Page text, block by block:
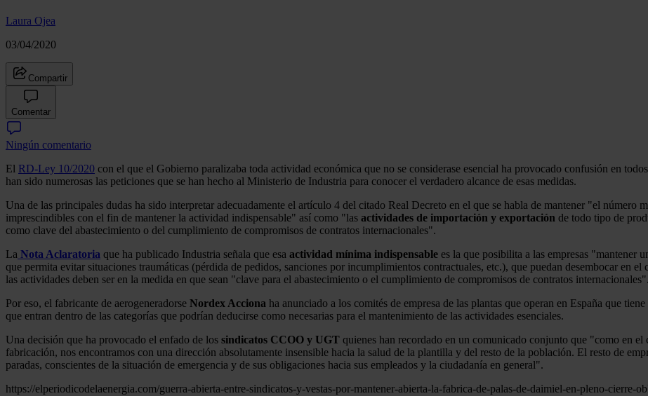
Laura Ojea
03/04/2020
Compartir
Comentar
Ningún comentario
El RD-Ley 10/2020 con el que el Gobierno paralizaba toda actividad económica que no se considerase esencial ha provocado confusión en
han sido numerosas las peticiones que se han hecho al Ministerio de Industria para conocer el verdadero alcance de esas medidas.
Una de las principales dudas ha sido interpretar adecuadamente el artículo 4 del citado Real Decreto en el que se habla de mantener "el número
imprescindibles con el fin de mantener la actividad indispensable" así como "las actividades de importación y exportación de todo tipo de
como clave del abastecimiento o del cumplimiento de compromisos de contratos internacionales".
La Nota Aclaratoria que ha publicado Industria señala que esa actividad mínima indispensable es la que posibilita a las empresas "mantener
que permita evitar situaciones traumáticas (pérdida de pedidos, sanciones por incumplimientos contractuales, etc.), que puedan desembocar en
las actividades deben ser en la medida en que sean "clave para el abastecimiento o el cumplimiento de compromisos de contratos internacionales".
Por eso, el fabricante de aerogeneradorse Nordex Acciona ha anunciado a los comités de empresa de las plantas que operan en España que
que entran dentro de las categorías que podrían deducirse como necesarias para el mantenimiento de las actividades esenciales.
Una decisión que ha provocado el enfado de los sindicatos CCOO y UGT quienes han recordado en un comunicado conjunto que "como en el
fabricación, nos encontramos con una dirección absolutamente insensible hacia la salud de la plantilla y del resto de la población. El resto de
paradas, conscientes de la situación de emergencia y de sus obligaciones hacia sus empleados y la ciudadanía en general".
https://elperiodicodelaenergia.com/guerra-abierta-entre-sindicatos-y-vestas-por-mantener-abierta-la-fabrica-de-palas-de-daimiel-en-pleno-cierre-